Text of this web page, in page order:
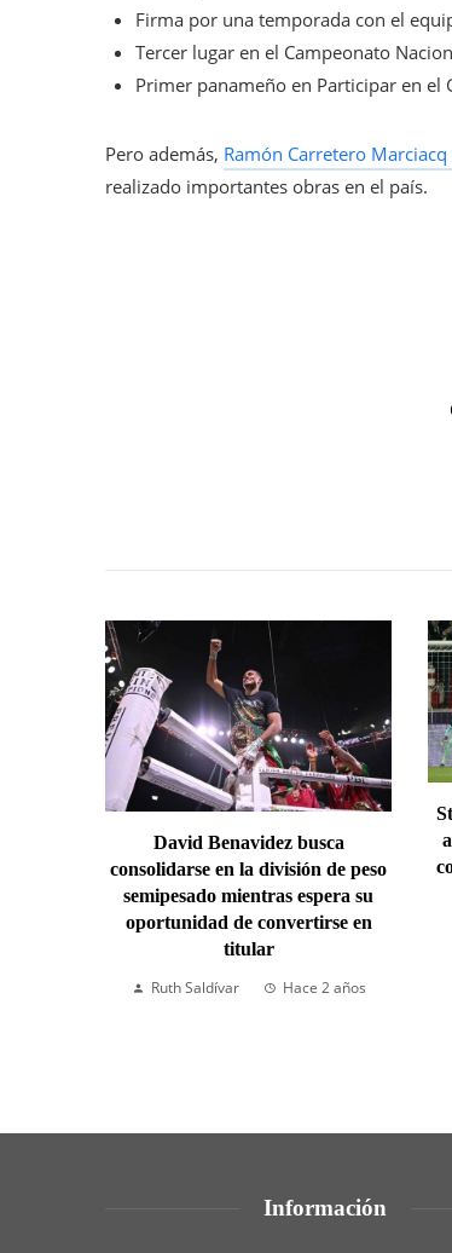
Firma por una temporada con el
Tercer lugar en el Campeonato
Primer panameño en Participar en el
Pero además, Ramón Carretero
realizado importantes obras en el país.
David Benavidez busca
consolidarse en la división de peso
semipesado mientras espera su
oportunidad de convertirse en
titular
Ruth Saldívar
Hace 2 años
Información